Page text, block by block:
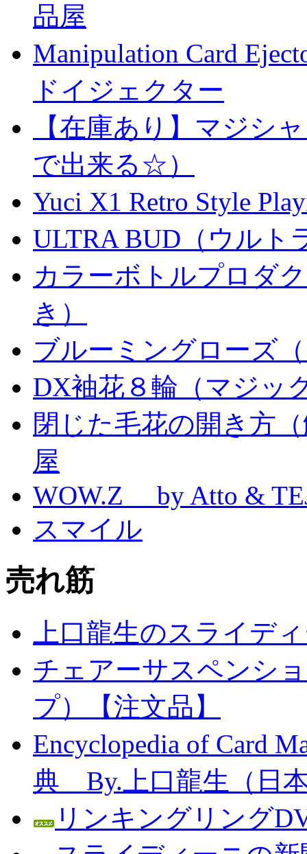
品屋
Manipulation Card
ドイジェクター
【在庫あり】マジシ
で出来る☆）
Yuci X1 Retro Style
ULTRA BUD（ウルト
カラーボトルプロダ
き）
ブルーミングローズ
DX袖花８輪（マジッ
閉じた毛花の開き方
屋
WOW.Z by Atto &
スマイル
売れ筋
上口龍生のスライデ
チェアーサスペンシ
プ）【注文品】
Encyclopedia of Card
典 By.上口龍生（日
リンキングリング